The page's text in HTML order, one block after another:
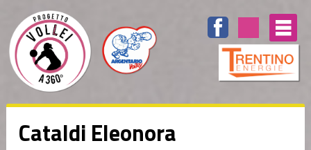
Cataldi Eleonora